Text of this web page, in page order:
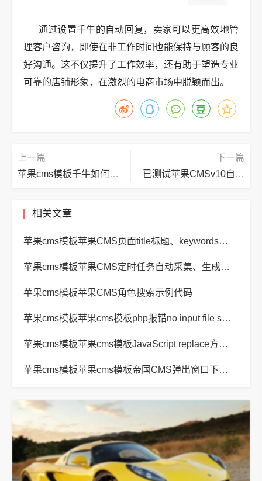
通过设置千牛的自动回复，卖家可以更高效地管
理客户咨询，即使在非工作时间也能保持与顾客的良
好沟通。这不仅提升了工作效率，还有助于塑造专业
可靠的店铺形象，在激烈的电商市场中脱颖而出。
上一篇
苹果cms模板千牛如何使用？千牛怎么上传宝贝？苹果cms
下一篇
已测试苹果CMSv10自适应简约模板
相关文章
苹果cms模板苹果CMS页面title标题、keywords关键词、description描述SEO优化
苹果cms模板苹果CMS定时任务自动采集、生成、推送
苹果cms模板苹果CMS角色搜索示例代码
苹果cms模板苹果cms模板php报错no input file specified解决方法
苹果cms模板苹果cms模板JavaScript replace方法替换字符串空格方法
苹果cms模板苹果cms模板帝国CMS弹出窗口下载方式改为点击链接直接下载教程